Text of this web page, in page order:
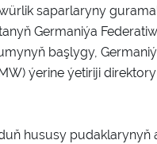
saparlaryny
Germaniýa
başlygy,
ýerine ýetiriji
hususy